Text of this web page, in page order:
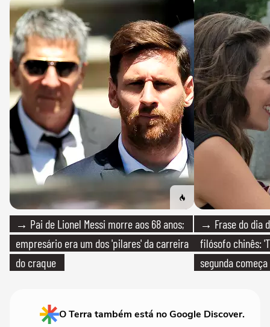
→ Pai de Lionel Messi morre aos 68 anos;
empresário era um dos 'pilares' da carreira
do craque
→ Frase do dia
filósofo chinês:
segunda
O Terra também está no Google Discover.